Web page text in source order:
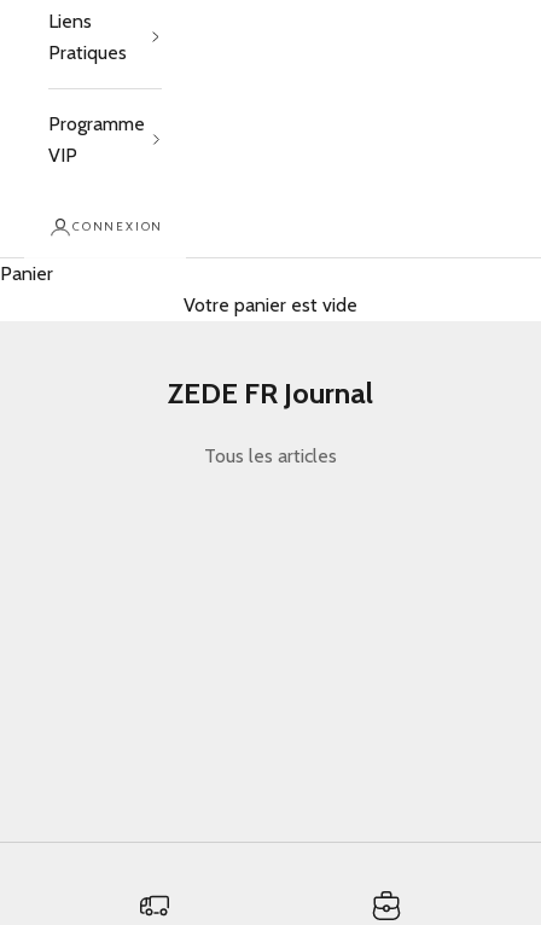
Liens
Pratiques
Programme
VIP
CONNEXION
Panier
Votre panier est vide
ZEDE FR Journal
Tous les articles